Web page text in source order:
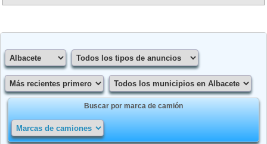
Buscar por marca de camión